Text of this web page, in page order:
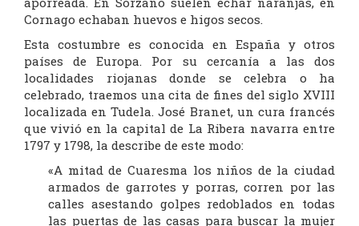
Cornago echaban huevos e higos secos.
Esta costumbre es conocida en España y otros
países de Europa. Por su cercanía a las dos
localidades riojanas donde se celebra o ha
celebrado, traemos una cita de fines del siglo XVIII
localizada en Tudela. José Branet, un cura francés
que vivió en la capital de La Ribera navarra entre
1797 y 1798, la describe de este modo:
«A mitad de Cuaresma los niños de la ciudad
armados de garrotes y porras, corren por las
calles asestando golpes redoblados en todas
las puertas de las casas para buscar la mujer